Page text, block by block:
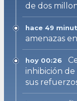
de dos
hace 49
amenazas
hoy 00:26
inhibición de
sus